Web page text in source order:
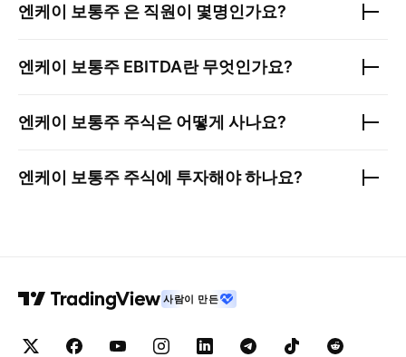
엔케이 보통주 은 직원이 몇명인가요?
엔케이 보통주 EBITDA란 무엇인가요?
엔케이 보통주 주식은 어떻게 사나요?
엔케이 보통주 주식에 투자해야 하나요?
사람이 만든